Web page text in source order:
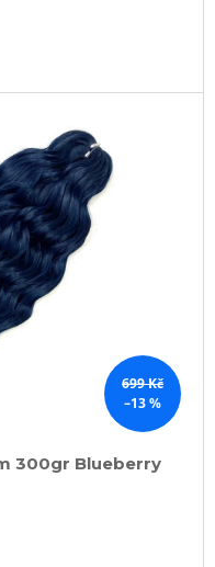
699 Kč
–13 %
300gr Blueberry